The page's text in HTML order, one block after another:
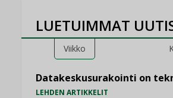
LUETUIMMAT
Viikko
Datakeskusurakointi on
LEHDEN ARTIKKELIT